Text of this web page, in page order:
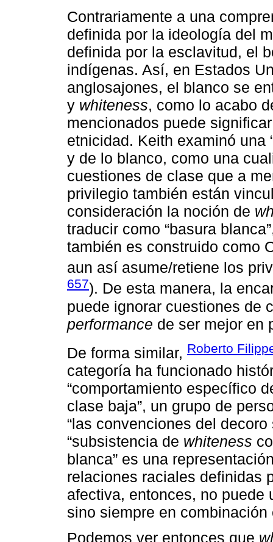
Contrariamente a una
definida por la ideología del
definida por la esclavitud, el
indígenas. Así, en Estados
anglosajones, el blanco se
y whiteness, como lo acabo
mencionados puede
etnicidad. Keith examinó una
y de lo blanco, como una
cuestiones de clase que a
privilegio también están
consideración la noción de
traducir como “basura
también es construido como
aun así asume/retiene los
657). De esta manera, la
puede ignorar cuestiones de
performance de ser mejor en
De forma similar, Roberto
categoría ha funcionado
“comportamiento específico
clase baja”, un grupo de
“las convenciones del
“subsistencia de whiteness
blanca” es una
relaciones raciales definidas
afectiva, entonces, no puede
sino siempre en
Podemos ver entonces que